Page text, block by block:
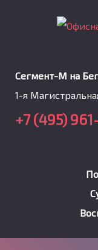
Сегмент-М на
1-я
+7 (495)